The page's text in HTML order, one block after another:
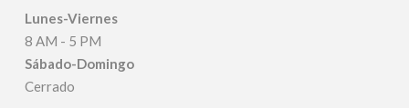
Lunes-Viernes
8 AM - 5 PM
Sábado-Domingo
Cerrado